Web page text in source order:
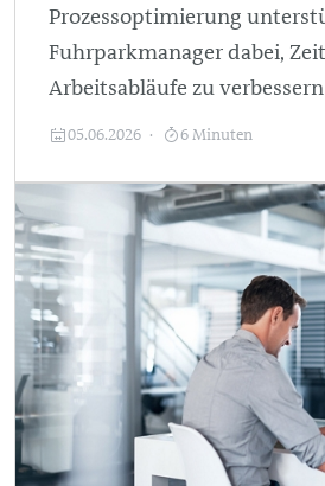
Prozessoptimierung
Fuhrparkmanager dabei,
Arbeitsabläufe zu
05.06.2026 6 Minuten